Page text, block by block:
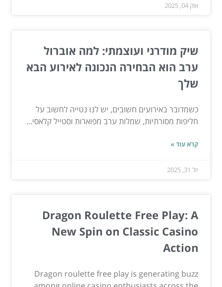
אוק 04, 2025
שיק מודרני ועוצמתי: למה אוברול
ערב הוא הבחירה הנכונה לאירוע הבא
שלך
כשמדובר באירועים חשובים, יש לנו נטייה לחשוב על
חליפות מסורתיות, שמלות ערב מפוארות וסטייל קלאסי...
קרא עוד »
יול 31, 2025
Dragon Roulette Free Play: A
New Spin on Classic Casino
Action
Dragon roulette free play is generating buzz